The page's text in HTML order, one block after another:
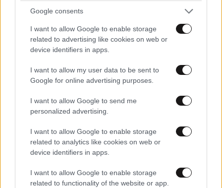
Google consents
I want to allow Google to enable storage
related to advertising like cookies on web or
device identifiers in apps.
I want to allow my user data to be sent to
Google for online advertising purposes.
I want to allow Google to send me
personalized advertising.
I want to allow Google to enable storage
related to analytics like cookies on web or
device identifiers in apps.
I want to allow Google to enable storage
related to functionality of the website or app.
LIFESTYLE06·08·2026 16:11
Βλαδίμηρος Κυριακίδης: «Δεν πιστεύω στον
Θεό, είναι δημιούργημα του ανθρώπου»